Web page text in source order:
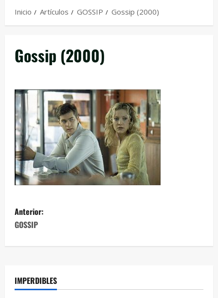
Inicio Artículos GOSSIP Gossip (2000)
Gossip (2000)
Anterior:
GOSSIP
IMPERDIBLES